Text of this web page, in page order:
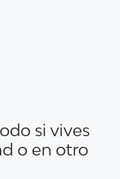
si vives
o en otro